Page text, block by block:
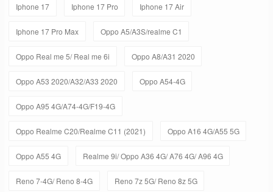
Iphone 17 Iphone 17 Pro Iphone 17 Air
Iphone 17 Pro Max Oppo A5/A3S/realme C1
Oppo Real me 5/ Real me 6i Oppo A8/A31 2020
Oppo A53 2020/A32/A33 2020 Oppo A54-4G
Oppo A95 4G/A74-4G/F19-4G
Oppo Realme C20/Realme C11 (2021) Oppo A16 4G/A55 5G
Oppo A55 4G Realme 9i/ Oppo A36 4G/ A76 4G/ A96 4G
Reno 7-4G/ Reno 8-4G Reno 7z 5G/ Reno 8z 5G